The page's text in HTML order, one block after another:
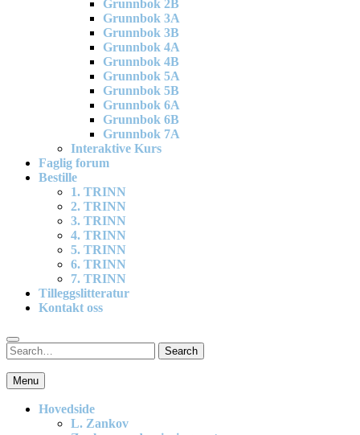
Grunnbok 2B
Grunnbok 3A
Grunnbok 3B
Grunnbok 4A
Grunnbok 4B
Grunnbok 5A
Grunnbok 5B
Grunnbok 6A
Grunnbok 6B
Grunnbok 7A
Interaktive Kurs
Faglig forum
Bestille
1. TRINN
2. TRINN
3. TRINN
4. TRINN
5. TRINN
6. TRINN
7. TRINN
Tilleggslitteratur
Kontakt oss
Search
for:
Search
En effektiv og spennende modell for matematikkundervisning i
barneskolen
Menu
Hovedside
L. Zankov